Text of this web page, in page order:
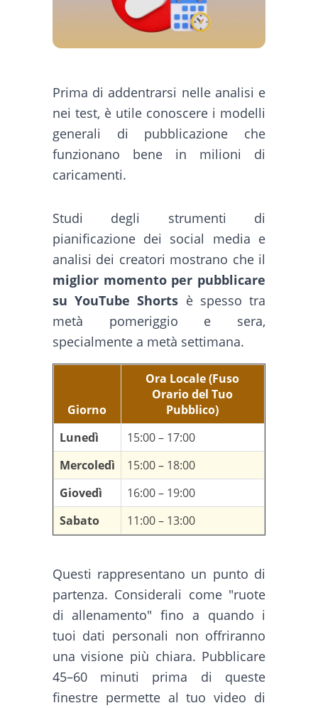
Prima di addentrarsi nelle analisi e
nei test, è utile conoscere i modelli
generali di pubblicazione che
funzionano bene in milioni di
caricamenti.
Studi degli strumenti di
pianificazione dei social media e
analisi dei creatori mostrano che il
miglior momento per pubblicare
su YouTube Shorts è spesso tra
metà pomeriggio e sera,
specialmente a metà settimana.
Giorno
Ora Locale (Fuso
Orario del Tuo
Pubblico)
Lunedì
15:00 – 17:00
Mercoledì
15:00 – 18:00
Giovedì
16:00 – 19:00
Sabato
11:00 – 13:00
Questi rappresentano un punto di
partenza. Considerali come "ruote
di allenamento" fino a quando i
tuoi dati personali non offriranno
una visione più chiara. Pubblicare
45–60 minuti prima di queste
finestre permette al tuo video di